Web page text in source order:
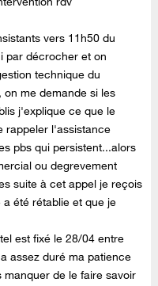
vers 11h50 du
par décrocher et on
technique du
me demande si les
j'explique ce que le
rappeler l'assistance
pbs qui persistent...alors
ou degrevement
suite à cet appel je reçois
été rétablie et que je
est fixé le 28/04 entre
assez duré ma patience
de le faire savoir